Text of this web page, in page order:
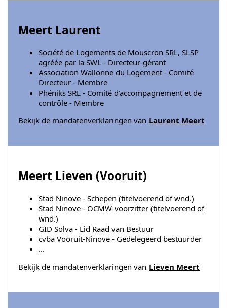
Meert Laurent
Société de Logements de Mouscron SRL, SLSP
agréée par la SWL - Directeur-gérant
Association Wallonne du Logement - Comité
Directeur - Membre
Phéniks SRL - Comité d'accompagnement et de
contrôle - Membre
Bekijk de mandatenverklaringen van Laurent Meert
Meert Lieven (Vooruit)
Stad Ninove - Schepen (titelvoerend of wnd.)
Stad Ninove - OCMW-voorzitter (titelvoerend of
wnd.)
GID Solva - Lid Raad van Bestuur
cvba Vooruit-Ninove - Gedelegeerd bestuurder
...
Bekijk de mandatenverklaringen van Lieven Meert